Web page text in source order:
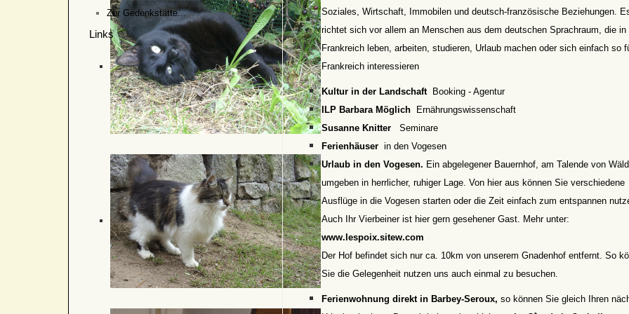
Zur Gedenkstätte...
Links
Soziales, Wirtschaft, Immobilen und deutsch-französische Beziehungen.
richtet sich vor allem an Menschen aus dem deutschen Sprachraum, die in
Frankreich leben, arbeiten, studieren, Urlaub machen oder sich einfach so
Frankreich interessieren
Kultur in der LandschaftBooking - Agentur
ILP Barbara Möglich
Ernährungswissenschaft
Susanne Knitter Seminare
Ferienhäuser in den Vogesen
Urlaub in den Vogesen. Ein abgelegener Bauernhof, am Talende von
umgeben in herrlicher, ruhiger Lage. Von hier aus können Sie verschiedene
Ausflüge in die Vogesen starten oder die Zeit einfach zum entspannen
Auch Ihr Vierbeiner ist hier gern gesehener Gast. Mehr unter:
www.lespoix.sitew.com
Der Hof befindet sich nur ca. 10km von unserem Gnadenhof entfernt. So
Sie die Gelegenheit nutzen uns auch einmal zu besuchen.
Ferienwohnung direkt in Barbey-Seroux, so können Sie gleich Ihren